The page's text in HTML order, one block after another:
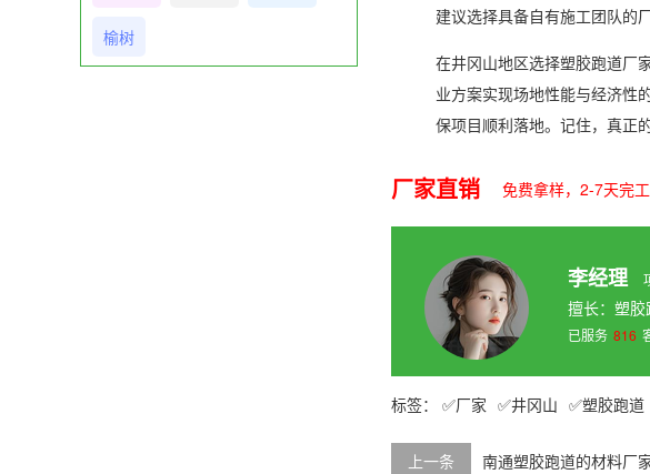
榆树
建议选择具备自有施工团队的
在井冈山地区选择塑胶跑道厂
业方案实现场地性能与经济性
保项目顺利落地。记住，真正
厂家直销 免费拿样，2-7天完
李经理
擅长：塑
已服务 816
厂家 井冈山 塑胶跑道
上一条
南通塑胶跑道的材料厂